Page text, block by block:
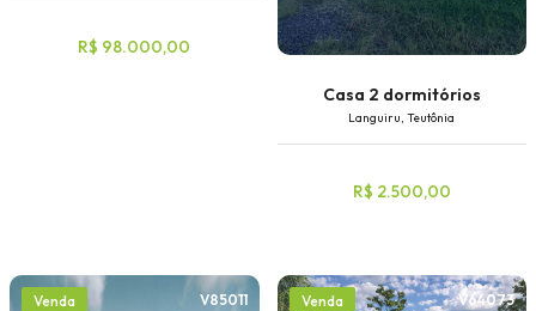
R$ 98.000,00
Casa 2 dormitórios
Languiru, Teutônia
R$ 2.500,00
Venda V85011 Venda V64073